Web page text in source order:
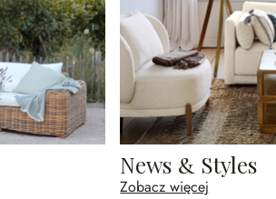
News & Styles
Zobacz więcej